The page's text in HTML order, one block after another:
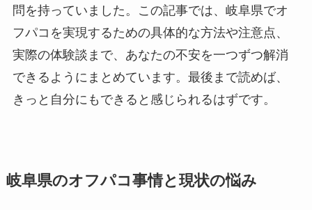
問を持っていました。この記事では、岐阜県でオ
フパコを実現するための具体的な方法や注意点、
実際の体験談まで、あなたの不安を一つずつ解消
できるようにまとめています。最後まで読めば、
きっと自分にもできると感じられるはずです。
岐阜県のオフパコ事情と現状の悩み